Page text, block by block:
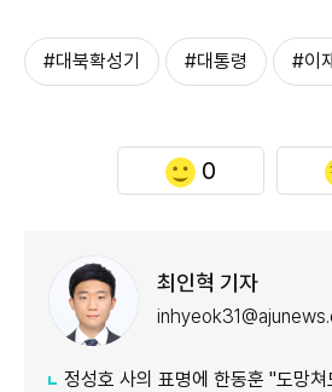
#대북확성기 #대통령 #이
0
최인혁 기자
정성호 사의 표명에 한동훈 "도망쳐도 책임 안